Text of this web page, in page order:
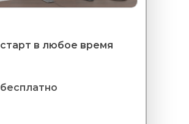
старт в любое время
бесплатно